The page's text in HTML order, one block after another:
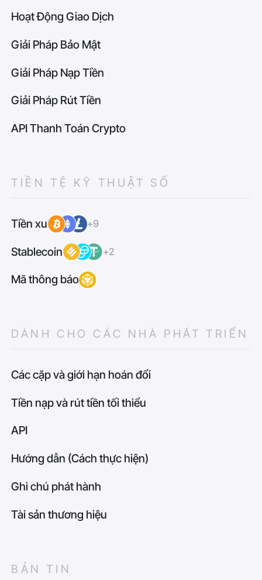
Hoạt Động Giao Dịch
Giải Pháp Bảo Mật
Giải Pháp Nạp Tiền
Giải Pháp Rút Tiền
API Thanh Toán Crypto
TIỀN TỆ KỸ THUẬT SỐ
Tiền xu +9
Stablecoin +2
Mã thông báo
DÀNH CHO CÁC NHÀ PHÁT TRIỂN
Các cặp và giới hạn hoán đổi
Tiền nạp và rút tiền tối thiểu
API
Hướng dẫn (Cách thực hiện)
Ghi chú phát hành
Tài sản thương hiệu
BẢN TIN